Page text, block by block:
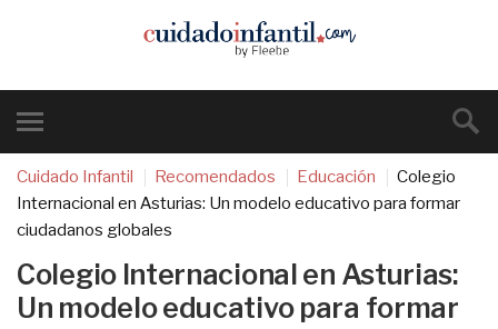
Cuidado Infantil Recomendados Educación
Colegio
Internacional en Asturias: Un modelo educativo para formar
ciudadanos globales
Colegio Internacional en Asturias:
Un modelo educativo para formar